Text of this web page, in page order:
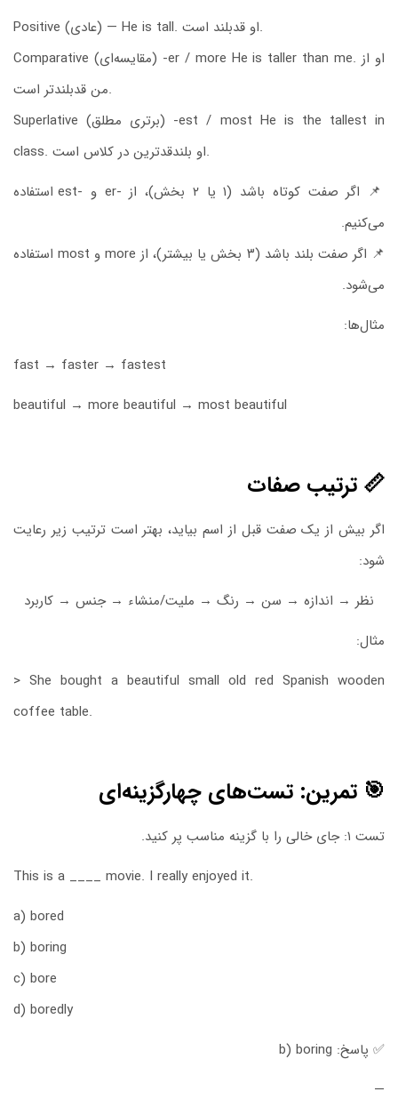
Positive (عادی) — He is tall. او قدبلند است.
Comparative (مقایسه‌ای) -er / more He is taller than me. او از
من قدبلندتر است.
Superlative (برتری مطلق) -est / most He is the tallest in
class. او بلندقدترین در کلاس است.
📌 اگر صفت کوتاه باشد (۱ یا ۲ بخش)، از -er و -est استفاده
می‌کنیم.
📌 اگر صفت بلند باشد (۳ بخش یا بیشتر)، از more و most استفاده
می‌شود.
مثال‌ها:
fast → faster → fastest
beautiful → more beautiful → most beautiful
📏 ترتیب صفات
اگر بیش از یک صفت قبل از اسم بیاید، بهتر است ترتیب زیر رعایت
شود:
نظر → اندازه → سن → رنگ → ملیت/منشاء → جنس → کاربرد
مثال:
> She bought a beautiful small old red Spanish wooden
coffee table.
🎯 تمرین: تست‌های چهارگزینه‌ای
تست ۱: جای خالی را با گزینه مناسب پر کنید.
This is a ____ movie. I really enjoyed it.
a) bored
b) boring
c) bore
d) boredly
✅ پاسخ: b) boring
—